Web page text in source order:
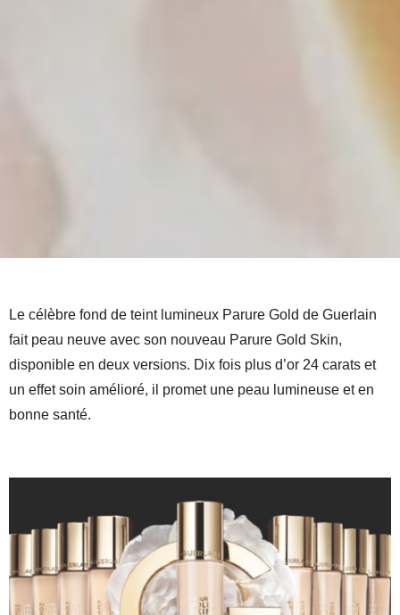
Le célèbre fond de teint lumineux Parure Gold de Guerlain
fait peau neuve avec son nouveau Parure Gold Skin,
disponible en deux versions. Dix fois plus d’or 24 carats et
un effet soin amélioré, il promet une peau lumineuse et en
bonne santé.